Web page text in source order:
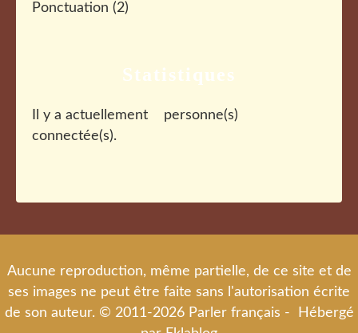
Ponctuation (2)
Statistiques
Il y a actuellement
personne(s)
connectée(s).
Aucune reproduction, même partielle, de ce site et de
ses images ne peut être faite sans l'autorisation écrite
de son auteur. © 2011-2026 Parler français - Hébergé